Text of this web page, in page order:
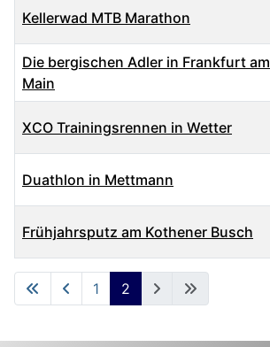
Articles
Kellerwad MTB Marathon
Die bergischen Adler in Frankfurt am
Main
XCO Trainingsrennen in Wetter
Duathlon in Mettmann
Frühjahrsputz am Kothener Busch
1 2